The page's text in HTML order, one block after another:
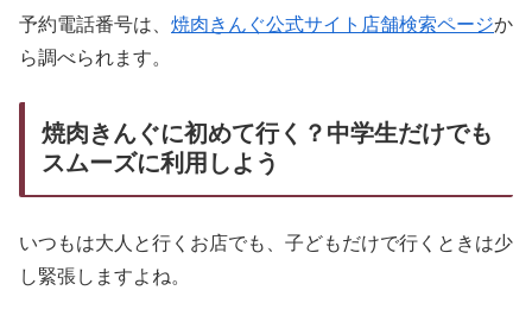
予約電話番号は、 焼肉きんぐ公式サイト店舗検索ページか
ら調べられます。
焼肉きんぐに初めて行く？中学生だけでも
スムーズに利用しよう
いつもは大人と行くお店でも、子どもだけで行くときは少
し緊張しますよね。